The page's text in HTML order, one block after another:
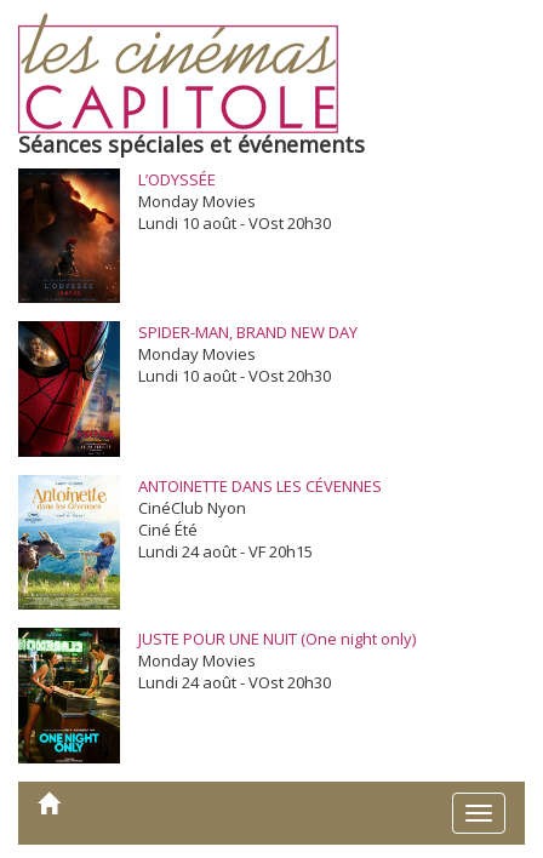
Séances spéciales et événements
L’ODYSSÉE
Monday Movies
Lundi 10 août - VOst 20h30
SPIDER-MAN, BRAND NEW DAY
Monday Movies
Lundi 10 août - VOst 20h30
ANTOINETTE DANS LES CÉVENNES
CinéClub Nyon
Ciné Été
Lundi 24 août - VF 20h15
JUSTE POUR UNE NUIT (One night only)
Monday Movies
Lundi 24 août - VOst 20h30
Toggle